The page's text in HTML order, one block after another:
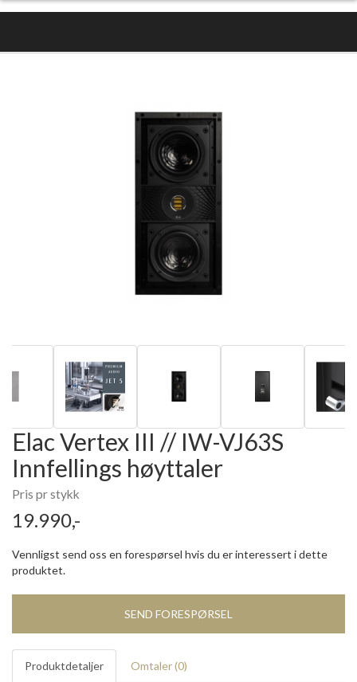
Elac Vertex III // IW-VJ63S
Innfellings høyttaler
Pris pr stykk
19.990,-
Vennligst send oss en forespørsel hvis du er interessert i dette
produktet.
SEND FORESPØRSEL
Produktdetaljer Omtaler (0)